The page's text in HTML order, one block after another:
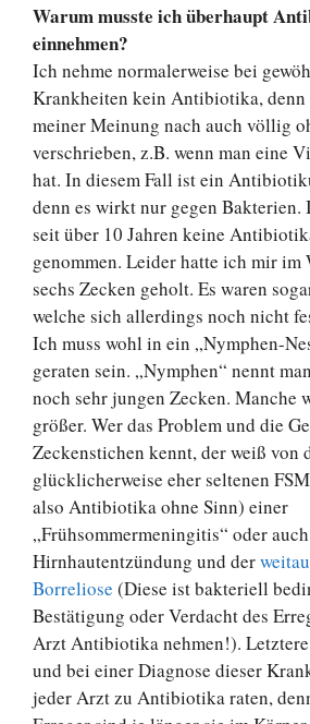
Warum musste ich überhaupt
einnehmen?
Ich nehme normalerweise bei
Krankheiten kein Antibiotika, denn
meiner Meinung nach auch völlig
verschrieben, z.B. wenn man eine
hat. In diesem Fall ist ein
denn es wirkt nur gegen Bakterien.
seit über 10 Jahren keine
genommen. Leider hatte ich mir
sechs Zecken geholt. Es waren
welche sich allerdings noch nicht
Ich muss wohl in ein „Nymphen-
geraten sein. „Nymphen“ nennt
noch sehr jungen Zecken. Manche
größer. Wer das Problem und die
Zeckenstichen kennt, der weiß von
glücklicherweise eher seltenen
also Antibiotika ohne Sinn) einer
„Frühsommermeningitis“ oder
Hirnhautentzündung und der
Borreliose (Diese ist bakteriell
Bestätigung oder Verdacht des
Arzt Antibiotika nehmen!).
und bei einer Diagnose dieser
jeder Arzt zu Antibiotika raten,